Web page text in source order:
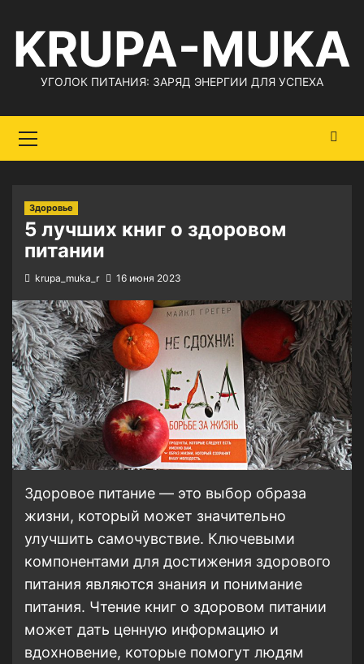
содержимому
KRUPA-MUKA
УГОЛОК ПИТАНИЯ: ЗАРЯД ЭНЕРГИИ ДЛЯ УСПЕХА
меню
Здоровье
5 лучших книг о здоровом
питании
krupa_muka_r 16 июня 2023
Здоровое питание — это выбор образа
жизни, который может значительно
улучшить самочувствие. Ключевыми
компонентами для достижения здорового
питания являются знания и понимание
питания. Чтение книг о здоровом питании
может дать ценную информацию и
вдохновение, которые помогут людям